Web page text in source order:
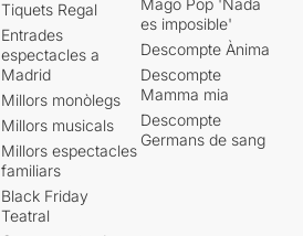
Tiquets Regal
Entrades
espectacles a
Madrid
Millors monòlegs
Millors musicals
Millors espectacles
familiars
Black Friday
Teatral
es imposible'
Descompte Ànima
Descompte
Mamma mia
Descompte
Germans de sang